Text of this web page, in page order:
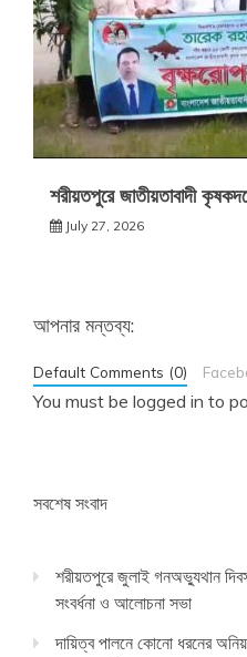
শরীয়তপুরে জাতীয়তাবাদী
July 27, 2026
আপনার মন্তব্য:
Default Comments (0)
You must be logged in to
সবশেষ সংবাদ
শরীয়তপুরে জুলাই গনঅভ্যুথান
সংবর্ধনা ও আলোচনা সভা
দায়িত্ব পালনে কোনো ধরনের